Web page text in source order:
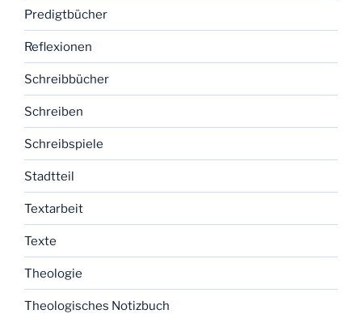
Predigtbücher
Reflexionen
Schreibbücher
Schreiben
Schreibspiele
Stadtteil
Textarbeit
Texte
Theologie
Theologisches Notizbuch